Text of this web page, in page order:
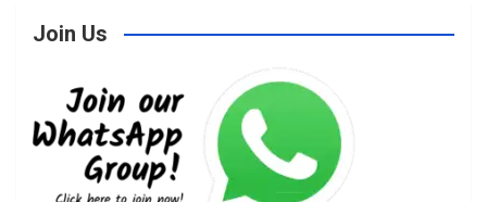
e
b
s i u
Join Us